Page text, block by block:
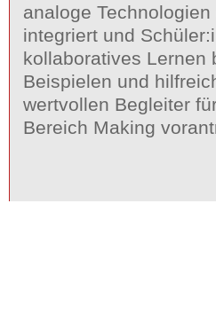
analoge
integriert und
kollaboratives Lernen
Beispielen und
wertvollen Begleiter
Bereich Making